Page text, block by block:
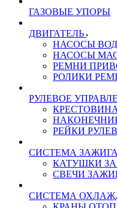
ГАЗОВЫЕ УПОРЫ
ДВИГАТЕЛЬ
НАСОСЫ
НАСОСЫ
РЕМНИ
РОЛИКИ
РУЛЕВОЕ
РЕЙКИ
СИСТЕМА
КАТУШКИ
СВЕЧИ
СИСТЕМА